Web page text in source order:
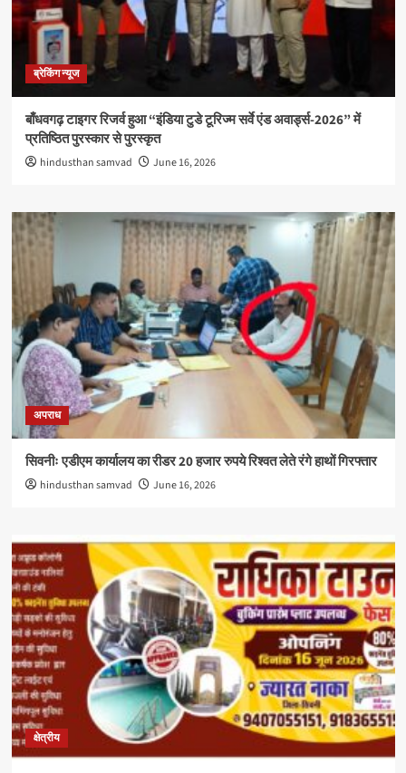
ब्रेकिंग न्यूज
बाँधवगढ़ टाइगर रिजर्व हुआ “इंडिया टुडे टूरिज्म सर्वे एंड अवार्ड्स-2026” में
प्रतिष्ठित पुरस्कार से पुरस्कृत
hindusthan samvad June 16, 2026
अपराध
सिवनीः एडीएम कार्यालय का रीडर 20 हजार रुपये रिश्वत लेते रंगे हाथों गिरफ्तार
hindusthan samvad June 16, 2026
क्षेत्रीय